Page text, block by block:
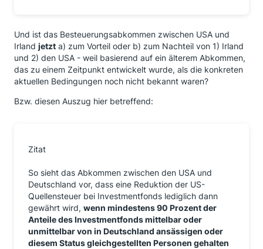
Und ist das Besteuerungsabkommen zwischen USA und
Irland jetzt a) zum Vorteil oder b) zum Nachteil von 1) Irland
und 2) den USA - weil basierend auf ein älterem Abkommen,
das zu einem Zeitpunkt entwickelt wurde, als die konkreten
aktuellen Bedingungen noch nicht bekannt waren?
Bzw. diesen Auszug hier betreffend:
Zitat
So sieht das Abkommen zwischen den USA und
Deutschland vor, dass eine Reduktion der US-
Quellensteuer bei Investmentfonds lediglich dann
gewährt wird, wenn mindestens 90 Prozent der
Anteile des Investmentfonds mittelbar oder
unmittelbar von in Deutschland ansässigen oder
diesem Status gleichgestellten Personen gehalten